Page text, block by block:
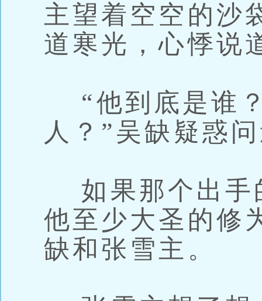
主望着空空的沙
道寒光，心悸说
“他到底是谁
人？”吴缺疑惑
如果那个出手
他至少大圣的修
缺和张雪主。